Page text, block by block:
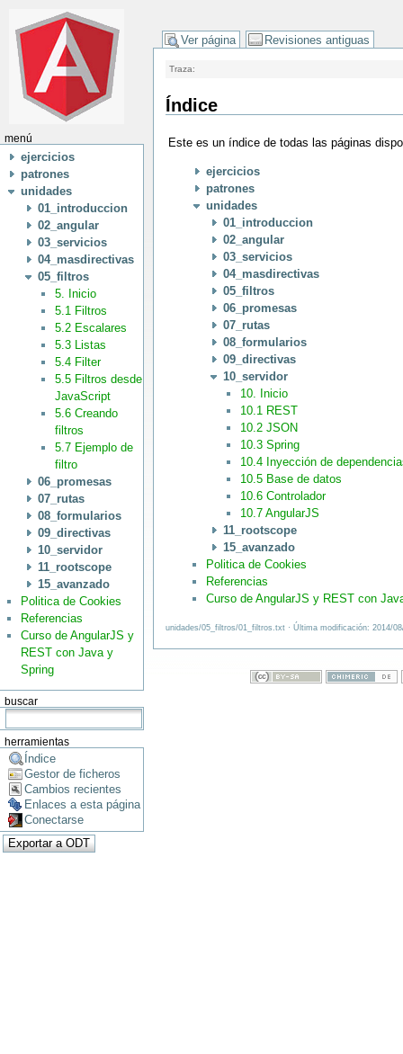
menú
ejercicios
patrones
unidades
01_introduccion
02_angular
03_servicios
04_masdirectivas
05_filtros
5. Inicio
5.1 Filtros
5.2 Escalares
5.3 Listas
5.4 Filter
5.5 Filtros desde
JavaScript
5.6 Creando
filtros
5.7 Ejemplo de
filtro
06_promesas
07_rutas
08_formularios
09_directivas
10_servidor
11_rootscope
15_avanzado
Politica de Cookies
Referencias
Curso de AngularJS y
REST con Java y
Spring
buscar
herramientas
Índice
Gestor de ficheros
Cambios recientes
Enlaces a esta página
Conectarse
Ver página Revisiones antiguas
Traza:
Índice
Este es un índice de todas las páginas
ejercicios
patrones
unidades
01_introduccion
02_angular
03_servicios
04_masdirectivas
05_filtros
06_promesas
07_rutas
08_formularios
09_directivas
10_servidor
10. Inicio
10.1 REST
10.2 JSON
10.3 Spring
10.4 Inyección de
10.5 Base de datos
10.6 Controlador
10.7 AngularJS
11_rootscope
15_avanzado
Politica de Cookies
Referencias
Curso de AngularJS y REST con
unidades/05_filtros/01_filtros.txt · Última modificación: 2014/